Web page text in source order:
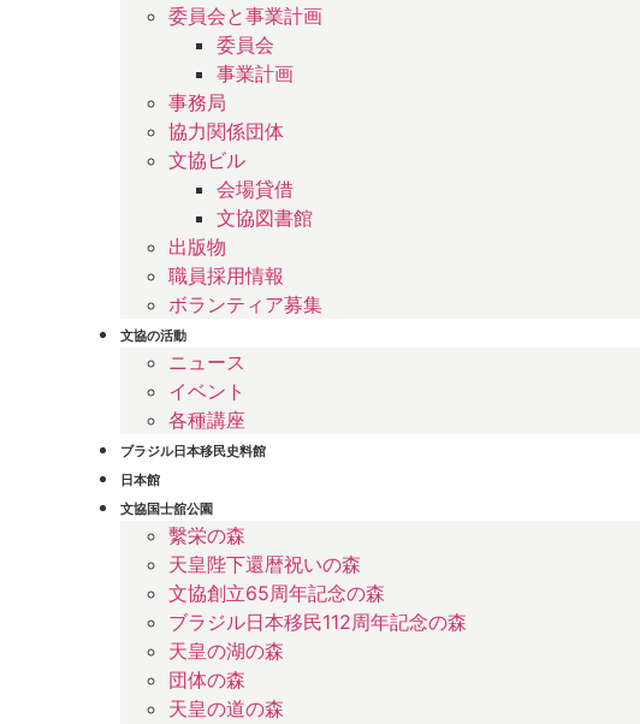
委員会と事業計画
委員会
事業計画
事務局
協力関係団体
文協ビル
会場貸借
文協図書館
出版物
職員採用情報
ボランティア募集
文協の活動
ニュース
イベント
各種講座
ブラジル日本移民史料館
日本館
文協国士舘公園
繫栄の森
天皇陛下還暦祝いの森
文協創立65周年記念の森
ブラジル日本移民112周年記念の森
天皇の湖の森
団体の森
天皇の道の森